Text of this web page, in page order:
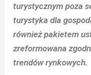
turystycznym poza
turystyka dla
również pakietem
zreformowana
trendów rynkowych.